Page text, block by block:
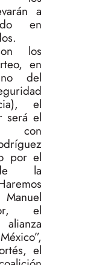
a
en
los
en
del
el
será el
con
por el
de la
el
el